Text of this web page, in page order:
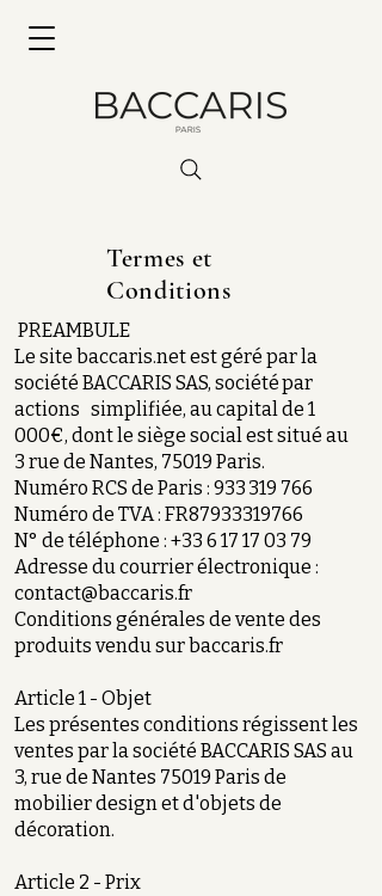
Termes et
Conditions
PREAMBULE
Le site baccaris.net est géré par la
société BACCARIS SAS, société par
actions simplifiée, au capital de 1
000€, dont le siège social est situé au
3 rue de Nantes, 75019 Paris.
Numéro RCS de Paris : 933 319 766
Numéro de TVA : FR87933319766
N° de téléphone : +33 6 17 17 03 79
Adresse du courrier électronique :
contact@baccaris.fr
Conditions générales de vente des
produits vendu sur baccaris.fr
Article 1 - Objet
Les présentes conditions régissent les
ventes par la société BACCARIS SAS au
3, rue de Nantes 75019 Paris de
mobilier design et d'objets de
décoration.
Article 2 - Prix